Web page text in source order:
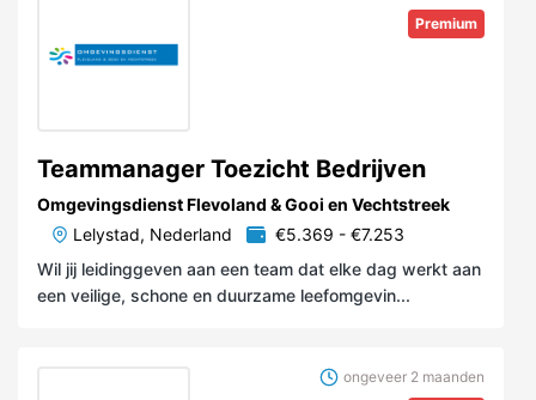
Premium
Teammanager Toezicht Bedrijven
Omgevingsdienst Flevoland & Gooi en Vechtstreek
Lelystad, Nederland
€5.369 - €7.253
Wil jij leidinggeven aan een team dat elke dag werkt aan
een veilige, schone en duurzame leefomgevin...
ongeveer 2 maanden